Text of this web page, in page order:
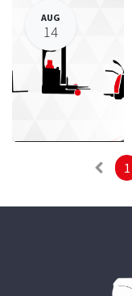
AUG
14
1